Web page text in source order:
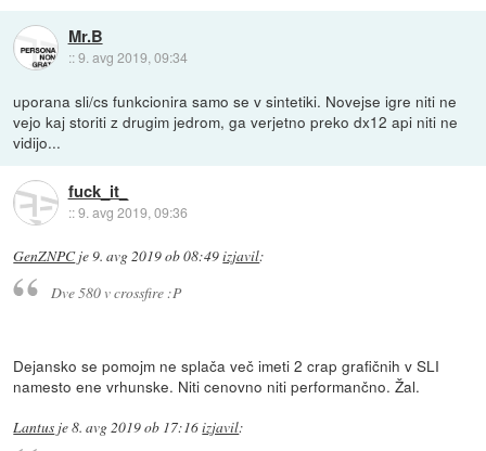
Mr.B
::9. avg 2019, 09:34
uporana sli/cs funkcionira samo se v sintetiki. Novejse igre niti ne
vejo kaj storiti z drugim jedrom, ga verjetno preko dx12 api niti ne
vidijo...
fuck_it_
::9. avg 2019, 09:36
GenZNPCje9. avg 2019 ob 08:49izjavil:
Dve 580 v crossfire :P
Dejansko se pomojm ne splača več imeti 2 crap grafičnih v SLI
namesto ene vrhunske. Niti cenovno niti performančno. Žal.
Lantus je8. avg 2019 ob 17:16izjavil: